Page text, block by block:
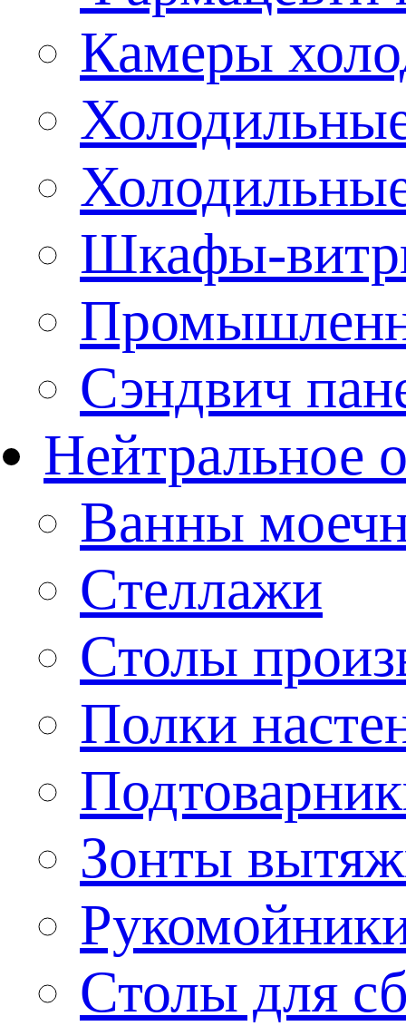
Камеры
Шкафы-
Сэндвич
Нейтральное
Ванны
Стеллажи
Столы
Полки
Зонты
Столы для